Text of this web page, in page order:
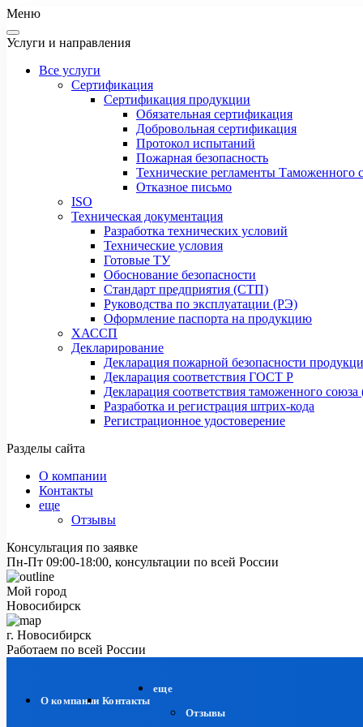
Меню
Услуги и направления
Все услуги
Сертификация
Сертификация продукции
Обязательная сертификация
Добровольная сертификация
Протокол испытаний
Пожарная безопасность
Технические регламенты Таможенного
Отказное письмо
ISO
Техническая документация
Разработка технических условий
Технические условия
Готовые ТУ
Обоснование безопасности
Стандарт предприятия (СТП)
Руководства по эксплуатации (РЭ)
Оформление паспорта на продукцию
ХАССП
Декларирование
Декларация пожарной безопасности
Декларация соответствия ГОСТ Р
Декларация соответствия таможенного
Разработка и регистрация штрих-кода
Регистрационное удостоверение
Разделы сайта
О компании
Контакты
еще
Отзывы
Консультация по заявке
Пн-Пт 09:00-18:00, консультации по всей России
Мой город
Новосибирск
г. Новосибирск
Работаем по всей России
О компании Контакты
еще
Отзывы